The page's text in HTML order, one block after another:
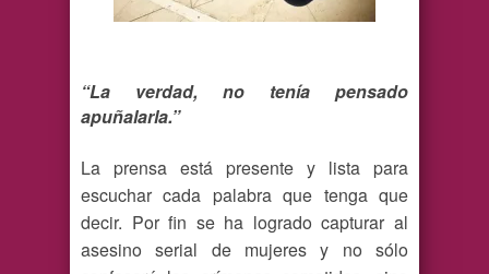
“La verdad, no tenía pensado
apuñalarla.”
La prensa está presente y lista para
escuchar cada palabra que tenga que
decir. Por fin se ha logrado capturar al
asesino serial de mujeres y no sólo